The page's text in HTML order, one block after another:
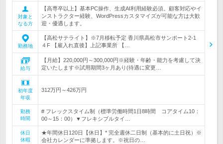
対象と
なる方
【高専卒以上】基本PC操作、生成AI利用経験必須。顧客対応やイ
ンストラクター経験、WordPressカスタマイズが可能な方は大歓
迎・優遇します。
勤務地
【高松サテライト】※7月移転予定 香川県高松市サンポート2-1
４F 【雇入れ直後】上記事業所 【…
給与
【月給】220,000円～300,000円※経験・年齢・能力を考慮して決
定いたします※試用期間3ヶ月あり(待遇に変更…
初年度
年収
312万円～426万円
勤務
時間
# フレックスタイム制（標準労働時間1日8時間 コアタイム10：
00～15：00）▼フレキシブルタイ…
休日
休暇
★年間休日120日【休日】* 完全週休二日制（基本的に土日祝）※
会社カレンダーに準拠します。※祝日の…